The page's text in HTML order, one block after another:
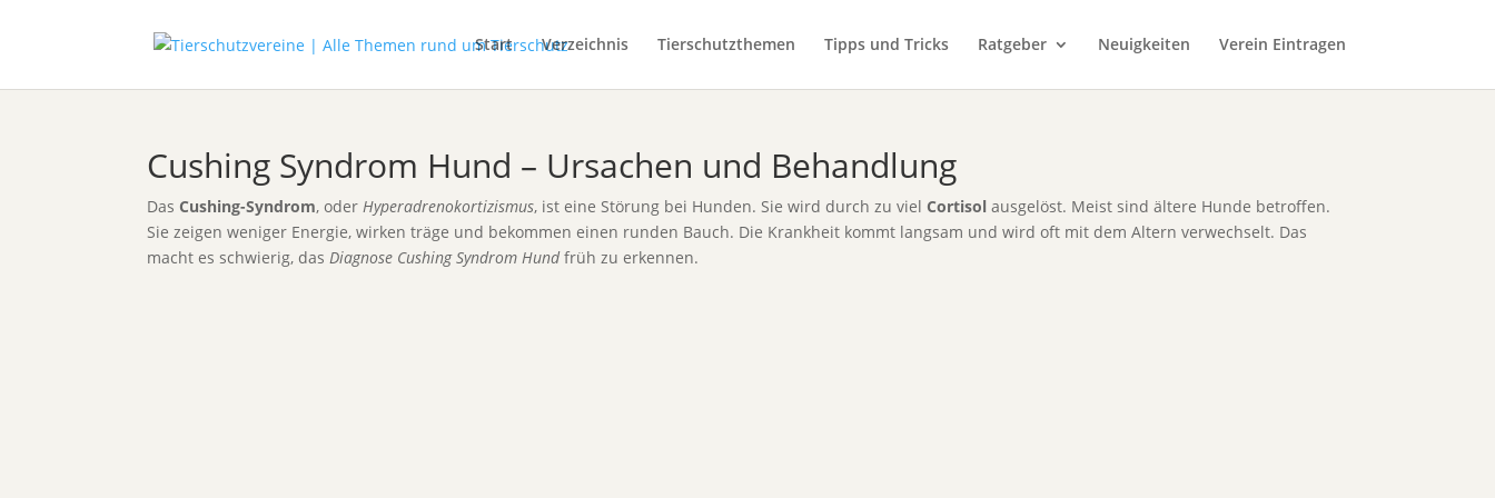
Start Verzeichnis Tierschutzthemen Tipps und Tricks Ratgeber Neuigkeiten Verein Eintragen
Cushing Syndrom Hund – Ursachen und Behandlung
Das Cushing-Syndrom, oder Hyperadrenokortizismus, ist eine Störung bei Hunden. Sie wird durch zu viel Cortisol ausgelöst. Meist sind ältere Hunde betroffen.
Sie zeigen weniger Energie, wirken träge und bekommen einen runden Bauch. Die Krankheit kommt langsam und wird oft mit dem Altern verwechselt. Das
macht es schwierig, das Diagnose Cushing Syndrom Hundfrüh zu erkennen.